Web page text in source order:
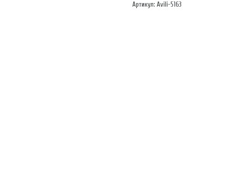
Артикул: Avili-5163